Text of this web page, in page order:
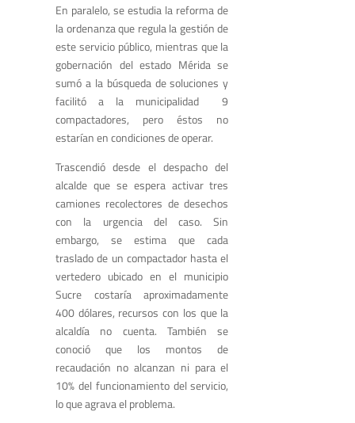
En paralelo, se estudia la reforma de
la ordenanza que regula la gestión de
este servicio público, mientras que la
gobernación del estado Mérida se
sumó a la búsqueda de soluciones y
facilitó a la municipalidad 9
compactadores, pero éstos no
estarían en condiciones de operar.
Trascendió desde el despacho del
alcalde que se espera activar tres
camiones recolectores de desechos
con la urgencia del caso. Sin
embargo, se estima que cada
traslado de un compactador hasta el
vertedero ubicado en el municipio
Sucre costaría aproximadamente
400 dólares, recursos con los que la
alcaldía no cuenta. También se
conoció que los montos de
recaudación no alcanzan ni para el
10% del funcionamiento del servicio,
lo que agrava el problema.